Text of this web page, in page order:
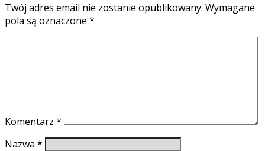
Twój adres email nie zostanie opublikowany. Wymagane
pola są oznaczone *
Komentarz *
Nazwa *